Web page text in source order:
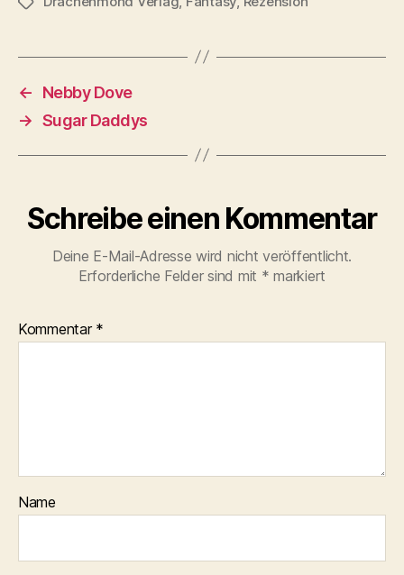
←
Nebby Dove
→ Sugar Daddys
Schreibe einen Kommentar
Deine E-Mail-Adresse wird nicht veröffentlicht.
Erforderliche Felder sind mit * markiert
Kommentar *
Name